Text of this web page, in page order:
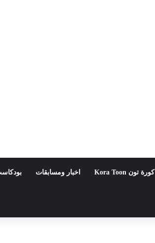
كورة تون Kora Toon اخبار ومسابقات